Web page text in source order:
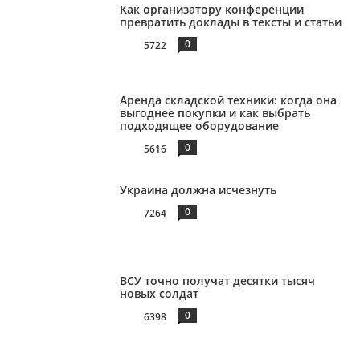
Как организатору конференции
превратить доклады в тексты и статьи
5722 0
Аренда складской техники: когда она
выгоднее покупки и как выбрать
подходящее оборудование
5616 0
Украина должна исчезнуть
7264 0
ВСУ точно получат десятки тысяч
новых солдат
6398 0